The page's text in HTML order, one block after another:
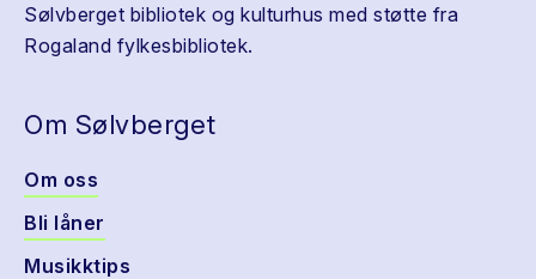
Sølvberget bibliotek og kulturhus med støtte fra
Rogaland fylkesbibliotek.
Om Sølvberget
Om oss
Bli låner
Musikktips